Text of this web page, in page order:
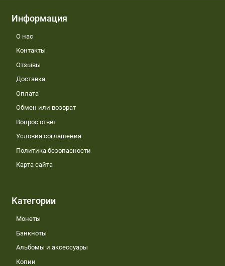
Информация
О нас
Контакты
Отзывы
Доставка
Оплата
Обмен или возврат
Вопрос ответ
Условия соглашения
Политика безопасности
Карта сайта
Категории
Монеты
Банкноты
Альбомы и аксессуары
Копии